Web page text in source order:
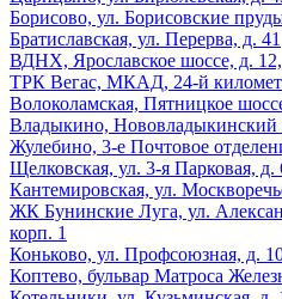
Борисово, ул. Борисовские
Братиславская, ул. Перерва, д. 41
ВДНХ, Ярославское шоссе, д.
ТРК Вегас, МКАД, 24-й
Волоколамская, Пятницкое
Владыкино, Нововладыкинский
Жулебино, 3-е Почтовое
Щелковская, ул. 3-я Парковая, д.
Кантемировская, ул.
ЖК Бунинские Луга, ул.
корп. 1
Коньково, ул. Профсоюзная, д.
Коптево, бульвар Матроса